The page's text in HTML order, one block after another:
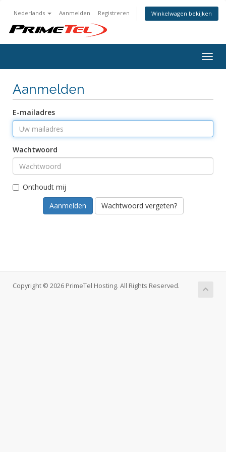
Nederlands Aanmelden Registreren Winkelwagen bekijken
Aanmelden
E-mailadres
Wachtwoord
Onthoudt mij
Wachtwoord vergeten?
Copyright © 2026 PrimeTel Hosting. All Rights Reserved.